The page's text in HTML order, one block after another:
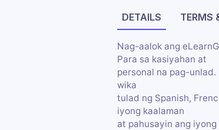
DETAILS TERMS
Nag-aalok ang
Para sa kasiyahan at
personal na pag-
wika
tulad ng Spanish,
iyong kaalaman
at pahusayin ang